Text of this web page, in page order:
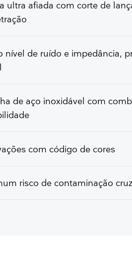
ultra afiada com corte de
nível de ruído e impedância,
de aço inoxidável com
com código de cores
risco de contaminação